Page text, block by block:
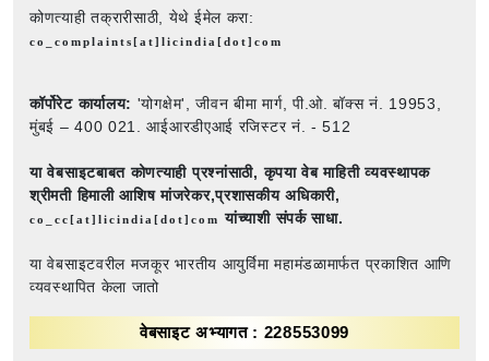
कोणत्याही तक्रारीसाठी, येथे ईमेल करा:
co_complaints[at]licindia[dot]com
कॉर्पोरेट कार्यालय: 'योगक्षेम', जीवन बीमा मार्ग, पी.ओ. बॉक्स नं. 19953,
मुंबई – 400 021. आईआरडीएआई रजिस्टर नं. - 512
या वेबसाइटबाबत कोणत्याही प्रश्नांसाठी, कृपया वेब माहिती व्यवस्थापक
श्रीमती हिमाली आशिष मांजरेकर,प्रशासकीय अधिकारी,
co_cc[at]licindia[dot]comयांच्याशी संपर्क साधा.
या वेबसाइटवरील मजकूर भारतीय आयुर्विमा महामंडळामार्फत प्रकाशित आणि
व्यवस्थापित केला जातो
वेबसाइट अभ्यागत : 228553099